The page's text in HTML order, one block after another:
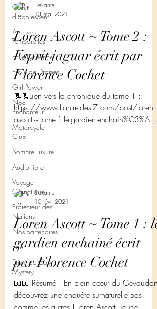
Cœur
d'adolescent
Archives
Temporelles
Folie Lycéenne
Envie de Drames
Girl Power
Noël
Enchanteur
Motorcycle
Club
Sombre Luxure
Audio libre
Voyage
Galactique
Protecteur des
Nations
Nos partenaires
noêl
Envie de Cosy
Mystery
Elekante
13 mai 2021
Loren Ascott ~ Tome 2 :
Esprit jaguar écrit par
Florence Cochet
📃📃Lien vers la chronique du tome 1 :
https://www.l-antre-des-7.com/post/loren-
ascott-~-tome-1-le-gardien-enchain%C3%A9-
%C3%A9crit-par-f...
Elekante
10 févr. 2021
Loren Ascott ~ Tome 1 : le
gardien enchainé écrit
par Florence Cochet
📖📖 Résumé : En plein cœur du Gévaudan,
découvrez une enquête surnaturelle pas
comme les autres ! Loren Ascott, jeune